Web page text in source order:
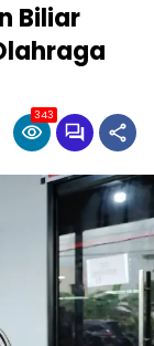
Biliar
343